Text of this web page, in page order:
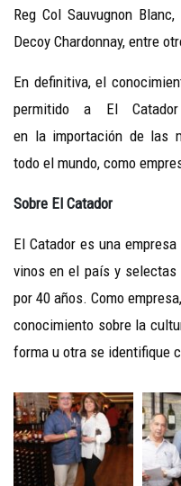
Reg Col Sauvugnon
Decoy Chardonnay, entre
En definitiva, el
permitido a El
en la importación de las
todo el mundo, como
Sobre El Catador
El Catador es una
vinos en el país y
por 40 años. Como
conocimiento sobre la
forma u otra se identifique